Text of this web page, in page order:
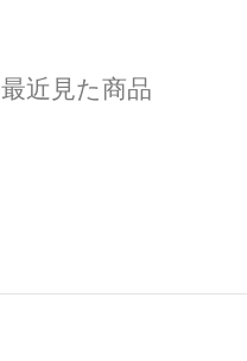
最近見た商品